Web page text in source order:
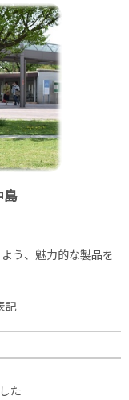
島
う、魅力的な製品を
記
た